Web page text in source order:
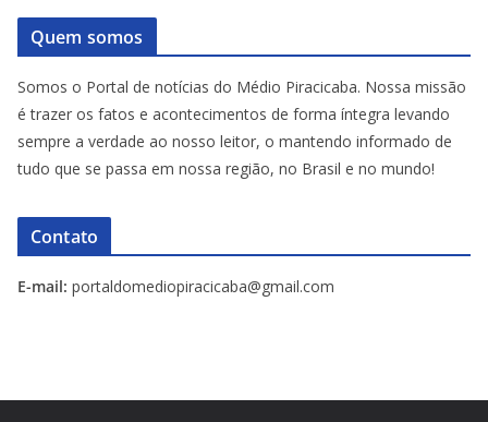
Quem somos
Somos o Portal de notícias do Médio Piracicaba. Nossa missão
é trazer os fatos e acontecimentos de forma íntegra levando
sempre a verdade ao nosso leitor, o mantendo informado de
tudo que se passa em nossa região, no Brasil e no mundo!
Contato
E-mail: portaldomediopiracicaba@gmail.com